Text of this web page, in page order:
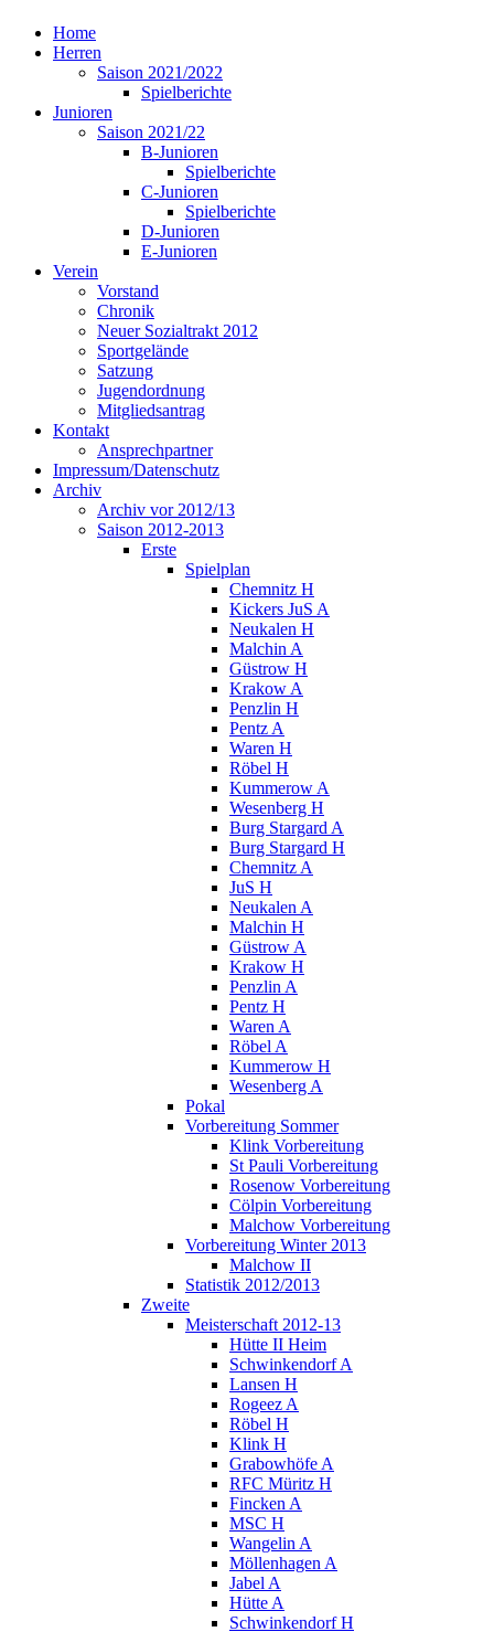
Home
Herren
Saison 2021/2022
Spielberichte
Junioren
Saison 2021/22
B-Junioren
Spielberichte
C-Junioren
Spielberichte
D-Junioren
E-Junioren
Verein
Vorstand
Chronik
Neuer Sozialtrakt 2012
Sportgelände
Satzung
Jugendordnung
Mitgliedsantrag
Kontakt
Ansprechpartner
Impressum/Datenschutz
Archiv
Archiv vor 2012/13
Saison 2012-2013
Erste
Spielplan
Chemnitz H
Kickers JuS A
Neukalen H
Malchin A
Güstrow H
Krakow A
Penzlin H
Pentz A
Waren H
Röbel H
Kummerow A
Wesenberg H
Burg Stargard A
Burg Stargard H
Chemnitz A
JuS H
Neukalen A
Malchin H
Güstrow A
Krakow H
Penzlin A
Pentz H
Waren A
Röbel A
Kummerow H
Wesenberg A
Pokal
Vorbereitung Sommer
Klink Vorbereitung
St Pauli Vorbereitung
Rosenow Vorbereitung
Cölpin Vorbereitung
Malchow Vorbereitung
Vorbereitung Winter 2013
Malchow II
Statistik 2012/2013
Zweite
Meisterschaft 2012-13
Hütte II Heim
Schwinkendorf A
Lansen H
Rogeez A
Röbel H
Klink H
Grabowhöfe A
RFC Müritz H
Fincken A
MSC H
Wangelin A
Möllenhagen A
Jabel A
Hütte A
Schwinkendorf H